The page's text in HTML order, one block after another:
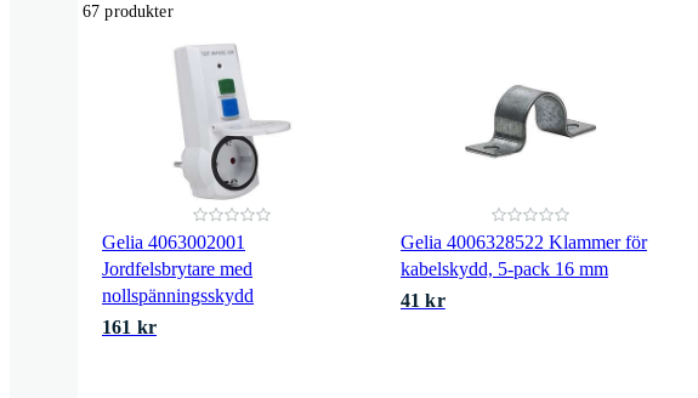
67 produkter
Gelia 4063002001
Jordfelsbrytare med
nollspänningsskydd
161 kr
Gelia 4006328522 Klammer för
kabelskydd, 5-pack 16 mm
41 kr